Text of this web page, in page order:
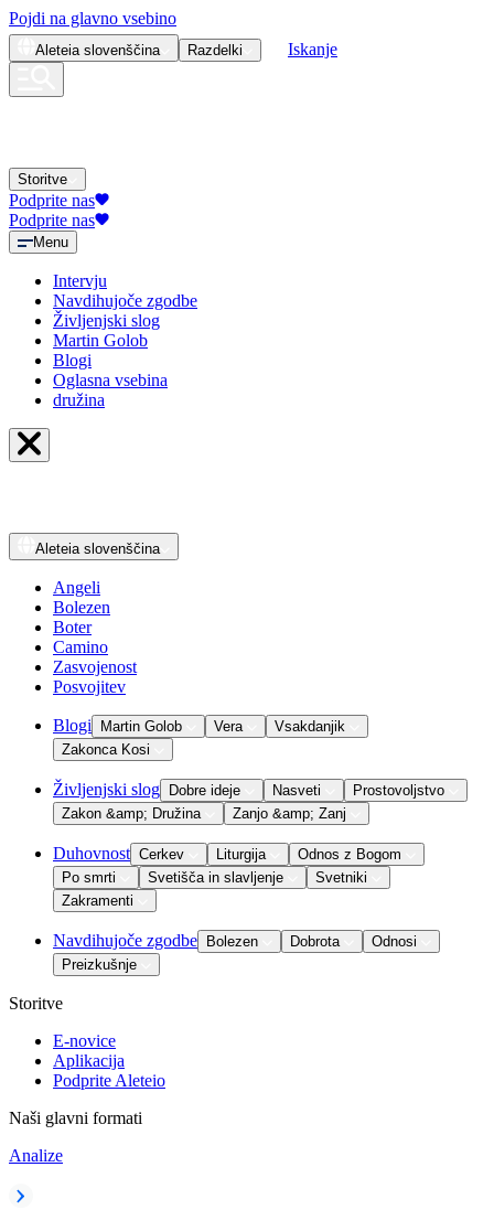
Pojdi na glavno vsebino
Aleteia slovenščina Razdelki Iskanje
Storitve
Podprite nas
Podprite nas
Menu
Intervju
Navdihujoče zgodbe
Življenjski slog
Martin Golob
Blogi
Oglasna vsebina
družina
Aleteia slovenščina
Angeli
Bolezen
Boter
Camino
Zasvojenost
Posvojitev
Blogi Martin Golob Vera
Vsakdanjik
Zakonca Kosi
Življenjski slog Dobre ideje Nasveti
Prostovoljstvo
Zakon &amp; Družina
Zanjo &amp; Zanj
Duhovnost Cerkev Liturgija
Odnos z Bogom
Po smrti
Svetišča in slavljenje
Svetniki
Zakramenti
Navdihujoče zgodbe Bolezen Dobrota
Odnosi
Preizkušnje
Storitve
E-novice
Aplikacija
Podprite Aleteio
Naši glavni formati
Analize